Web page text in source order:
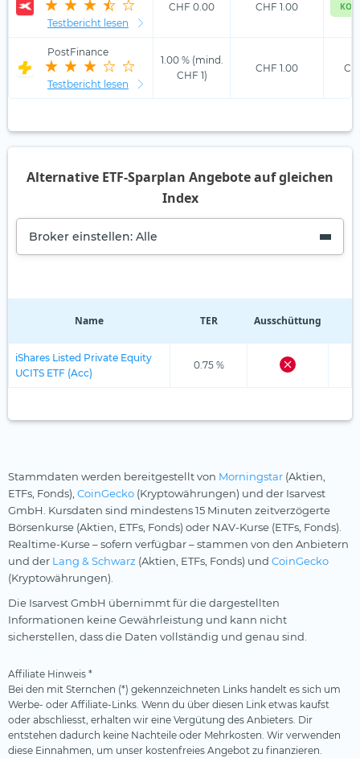
Testbericht lesen
CHF 0.00 CHF 1.00
PostFinance
Testbericht lesen
1.00 % (mind.
CHF 1)
CHF 1.00
Alternative ETF-Sparplan Angebote auf gleichen
Index
Broker einstellen: Alle
Name TER Ausschüttung
iShares Listed Private Equity
UCITS ETF (Acc)
0.75 %
Stammdaten werden bereitgestellt von Morningstar (Aktien,
ETFs, Fonds), CoinGecko (Kryptowährungen) und der Isarvest
GmbH. Kursdaten sind mindestens 15 Minuten zeitverzögerte
Börsenkurse (Aktien, ETFs, Fonds) oder NAV-Kurse (ETFs, Fonds).
Realtime-Kurse – sofern verfügbar – stammen von den Anbietern
und der Lang & Schwarz (Aktien, ETFs, Fonds) und CoinGecko
(Kryptowährungen).
Die Isarvest GmbH übernimmt für die dargestellten
Informationen keine Gewährleistung und kann nicht
sicherstellen, dass die Daten vollständig und genau sind.
Affiliate Hinweis *
Bei den mit Sternchen (*) gekennzeichneten Links handelt es sich um
Werbe- oder Affiliate-Links. Wenn du über diesen Link etwas kaufst
oder abschliesst, erhalten wir eine Vergütung des Anbieters. Dir
entstehen dadurch keine Nachteile oder Mehrkosten. Wir verwenden
diese Einnahmen, um unser kostenfreies Angebot zu finanzieren.